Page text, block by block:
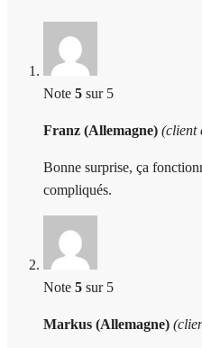
Note 5 sur 5
Franz (Allemagne) (client
Bonne surprise, ça
compliqués.
Note 5 sur 5
Markus (Allemagne)